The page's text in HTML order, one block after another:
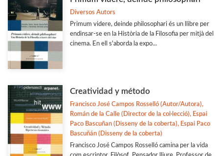
Diversos Autors
Primum videre, deinde philosophari és un llibre per
endinsar-se en la Història de la Filosofia per mitjà del
cinema. En ell s'aborda la expo...
Creatividad y método
Francisco José Campos Rosselló (Autor/Autora),
Román de la Calle (Director de la col·lecció), Espai
Paco Bascuñan (Disseny de la coberta), Espai Paco
Bascuñán (Disseny de la coberta)
Francisco José Campos Rosselló camina per la vida